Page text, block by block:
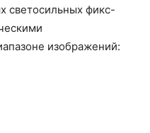
светосильных фикс-
изображений: